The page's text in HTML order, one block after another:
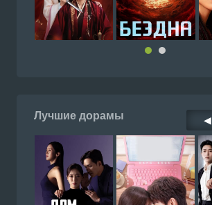
Лучшие дорамы ◀